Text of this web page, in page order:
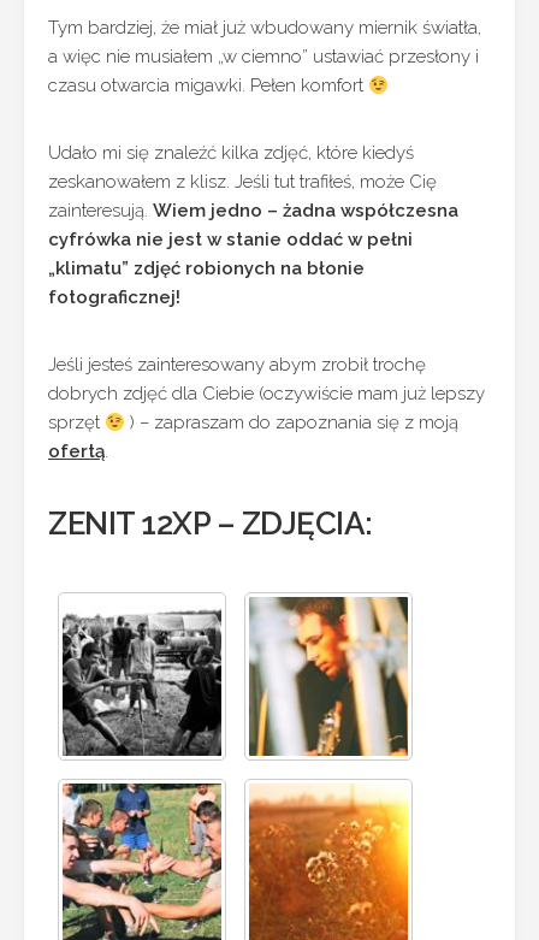
Tym bardziej, że miał już wbudowany miernik światła,
a więc nie musiałem „w ciemno” ustawiać przesłony i
czasu otwarcia migawki. Pełen komfort
Udało mi się znaleźć kilka zdjęć, które kiedyś
zeskanowałem z klisz. Jeśli tut trafiłeś, może Cię
zainteresują. Wiem jedno – żadna współczesna
cyfrówka nie jest w stanie oddać w pełni
„klimatu” zdjęć robionych na błonie
fotograficznej!
Jeśli jesteś zainteresowany abym zrobił trochę
dobrych zdjęć dla Ciebie (oczywiście mam już lepszy
sprzęt
) – zapraszam do zapoznania się z moją
ofertą.
ZENIT 12XP – ZDJĘCIA: